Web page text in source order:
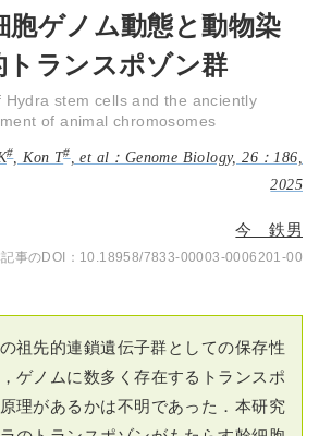
胞ゲノム動態と動物染
トランスポゾン群
Hydra stem cells and the anciently
of animal chromosomes
#, Kon T#, et al：Genome Biology, 26：186,
2025
今 鉄男
10.18958/7833-00003-0006201-00
祖先的連鎖遺伝子群としての保存性
ゲノムに数多く存在するトランスポ
理があるかは不明であった．本研究